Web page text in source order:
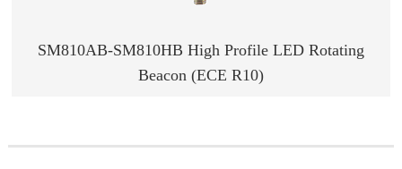
SM810AB-SM810HB High Profile LED Rotating
Beacon (ECE R10)